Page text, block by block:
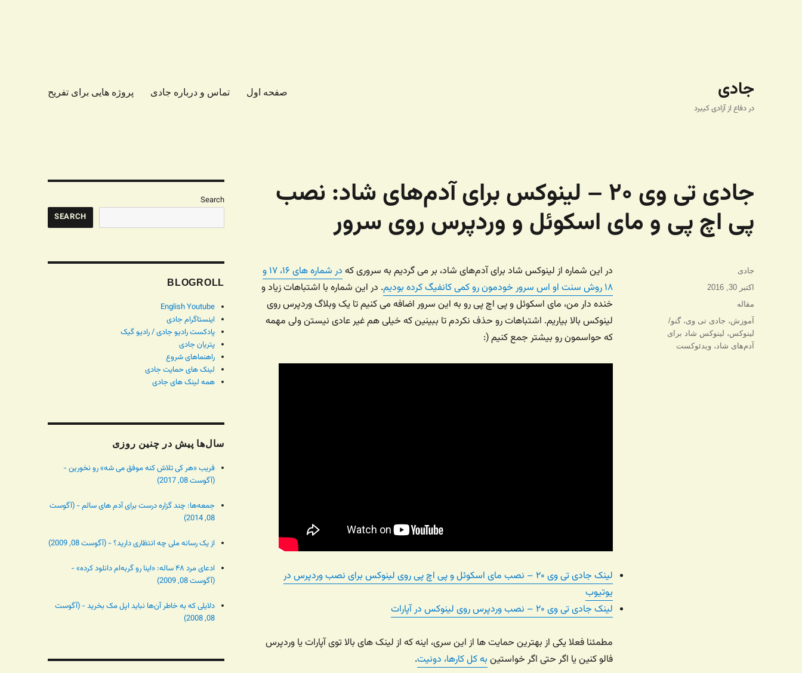
جادی
در دفاع از آزادی کیبرد
صفحه اول تماس و درباره جادی پروژه هایی برای تفریح
جادی تی وی ۲۰ – لینوکس برای آدم‌های شاد: نصب
پی اچ پی و مای اسکوئل و وردپرس روی سرور
در این شماره از لینوکس شاد برای آدم‌های شاد، بر می گردیم به سروری که
در شماره های ۱۶، ۱۷ و
۱۸ روش سنت او اس سرور خودمون رو کمی کانفیگ کرده بودیم
. در این شماره با اشتباهات زیاد و
خنده دار من، مای اسکوئل و پی اچ پی رو به این سرور اضافه می کنیم تا یک وبلاگ وردپرس روی
لینوکس بالا بیاریم. اشتباهات رو حذف نکردم تا ببینین که خیلی هم غیر عادی نیستن ولی مهمه
که حواسمون رو بیشتر جمع کنیم (:
لینک جادی تی وی ۲۰ – نصب مای اسکوئل و پی اچ پی روی لینوکس برای نصب وردپرس در
یوتیوب
لینک جادی تی وی ۲۰ – نصب وردپرس روی لینوکس در آپارات
مطمئنا فعلا یکی از بهترین حمایت ها از این سری، اینه که از لینک های بالا توی آپارات یا وردپرس
فالو کنین یا اگر حتی اگر خواستین به کل کارها، دونیت.
نویسنده
جادی
ارسال
شده
اکتبر 30, 2016
دسته‌ها
مقاله
برچسب‌ها
آموزش، جادی تی وی،گنو/
لینوکس، لینوکس شاد برای
آدم‌های شاد،ویدئوکست
Search
SEARCH
BLOGROLL
English Youtube
اینستاگرام جادی
پادکست رادیو جادی / رادیو گیک
پتریان جادی
راهنماهای شروع
لینک های حمایت جادی
همه لینک های جادی
سال‌ها پیش در چنین روزی
فریب «هر کی تلاش کنه موفق می شه» رو نخورین -
(آگوست 08, 2017)
جمعه‌ها: چند گزاره درست برای آدم های سالم - (آگوست
08, 2014)
از یک رسانه ملی چه انتظاری دارید؟ - (آگوست 08, 2009)
ادعای مرد ۴۸ ساله: «اینا رو گربه‌ام دانلود کرده» -
(آگوست 08, 2009)
دلایلی که به خاطر آن‌ها نباید اپل مک بخرید - (آگوست
08, 2008)